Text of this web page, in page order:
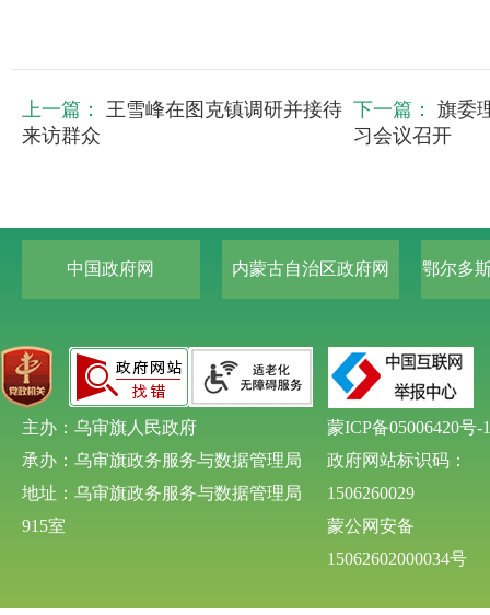
上一篇：
王雪峰在图克镇调研并接待
来访群众
下一篇：
旗委
习会议召开
中国政府网 内蒙古自治区政府网 鄂尔多
主办：乌审旗人民政府
承办：乌审旗政务服务与数据管理局
地址：乌审旗政务服务与数据管理局
915室
蒙ICP备05006420号-1
政府网站标识码：
1506260029
蒙公网安备
15062602000034号